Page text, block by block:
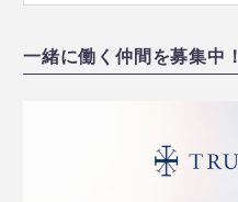
一緒に働く仲間を募集中！